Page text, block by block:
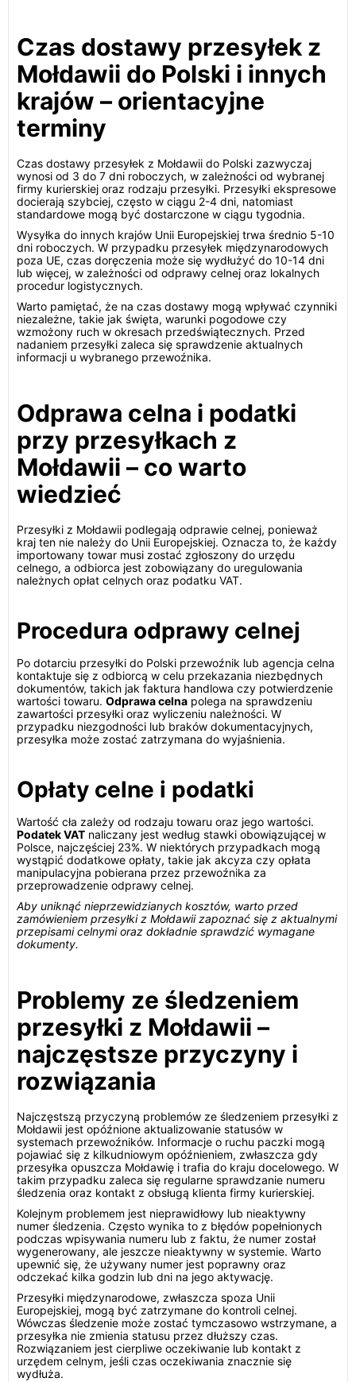
Czas dostawy przesyłek z
Mołdawii do Polski i innych
krajów – orientacyjne
terminy
Czas dostawy przesyłek z Mołdawii do Polski zazwyczaj
wynosi od 3 do 7 dni roboczych, w zależności od wybranej
firmy kurierskiej oraz rodzaju przesyłki. Przesyłki ekspresowe
docierają szybciej, często w ciągu 2-4 dni, natomiast
standardowe mogą być dostarczone w ciągu tygodnia.
Wysyłka do innych krajów Unii Europejskiej trwa średnio 5-10
dni roboczych. W przypadku przesyłek międzynarodowych
poza UE, czas doręczenia może się wydłużyć do 10-14 dni
lub więcej, w zależności od odprawy celnej oraz lokalnych
procedur logistycznych.
Warto pamiętać, że na czas dostawy mogą wpływać czynniki
niezależne, takie jak święta, warunki pogodowe czy
wzmożony ruch w okresach przedświątecznych. Przed
nadaniem przesyłki zaleca się sprawdzenie aktualnych
informacji u wybranego przewoźnika.
Odprawa celna i podatki
przy przesyłkach z
Mołdawii – co warto
wiedzieć
Przesyłki z Mołdawii podlegają odprawie celnej, ponieważ
kraj ten nie należy do Unii Europejskiej. Oznacza to, że każdy
importowany towar musi zostać zgłoszony do urzędu
celnego, a odbiorca jest zobowiązany do uregulowania
należnych opłat celnych oraz podatku VAT.
Procedura odprawy celnej
Po dotarciu przesyłki do Polski przewoźnik lub agencja celna
kontaktuje się z odbiorcą w celu przekazania niezbędnych
dokumentów, takich jak faktura handlowa czy potwierdzenie
wartości towaru. Odprawa celna polega na sprawdzeniu
zawartości przesyłki oraz wyliczeniu należności. W
przypadku niezgodności lub braków dokumentacyjnych,
przesyłka może zostać zatrzymana do wyjaśnienia.
Opłaty celne i podatki
Wartość cła zależy od rodzaju towaru oraz jego wartości.
Podatek VAT naliczany jest według stawki obowiązującej w
Polsce, najczęściej 23%. W niektórych przypadkach mogą
wystąpić dodatkowe opłaty, takie jak akcyza czy opłata
manipulacyjna pobierana przez przewoźnika za
przeprowadzenie odprawy celnej.
Aby uniknąć nieprzewidzianych kosztów, warto przed
zamówieniem przesyłki z Mołdawii zapoznać się z aktualnymi
przepisami celnymi oraz dokładnie sprawdzić wymagane
dokumenty.
Problemy ze śledzeniem
przesyłki z Mołdawii –
najczęstsze przyczyny i
rozwiązania
Najczęstszą przyczyną problemów ze śledzeniem przesyłki z
Mołdawii jest opóźnione aktualizowanie statusów w
systemach przewoźników. Informacje o ruchu paczki mogą
pojawiać się z kilkudniowym opóźnieniem, zwłaszcza gdy
przesyłka opuszcza Mołdawię i trafia do kraju docelowego. W
takim przypadku zaleca się regularne sprawdzanie numeru
śledzenia oraz kontakt z obsługą klienta firmy kurierskiej.
Kolejnym problemem jest nieprawidłowy lub nieaktywny
numer śledzenia. Często wynika to z błędów popełnionych
podczas wpisywania numeru lub z faktu, że numer został
wygenerowany, ale jeszcze nieaktywny w systemie. Warto
upewnić się, że używany numer jest poprawny oraz
odczekać kilka godzin lub dni na jego aktywację.
Przesyłki międzynarodowe, zwłaszcza spoza Unii
Europejskiej, mogą być zatrzymane do kontroli celnej.
Wówczas śledzenie może zostać tymczasowo wstrzymane, a
przesyłka nie zmienia statusu przez dłuższy czas.
Rozwiązaniem jest cierpliwe oczekiwanie lub kontakt z
urzędem celnym, jeśli czas oczekiwania znacznie się
wydłuża.